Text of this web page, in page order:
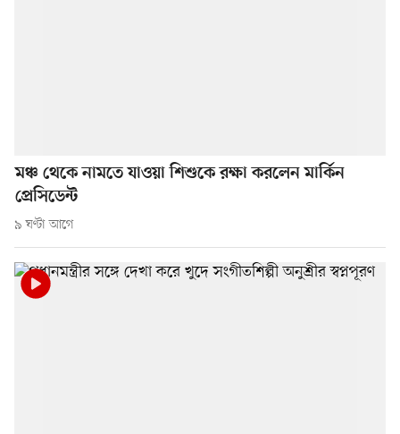
মঞ্চ থেকে নামতে যাওয়া শিশুকে রক্ষা করলেন মার্কিন
প্রেসিডেন্ট
৯ ঘণ্টা আগে